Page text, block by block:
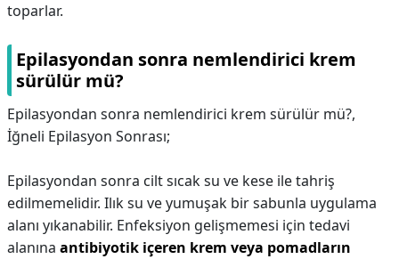
toparlar.
Epilasyondan sonra nemlendirici krem
sürülür mü?
Epilasyondan sonra nemlendirici krem sürülür mü?,
İğneli Epilasyon Sonrası;
Epilasyondan sonra cilt sıcak su ve kese ile tahriş
edilmemelidir. Ilık su ve yumuşak bir sabunla uygulama
alanı yıkanabilir. Enfeksiyon gelişmemesi için tedavi
alanına antibiyotik içeren krem veya pomadların